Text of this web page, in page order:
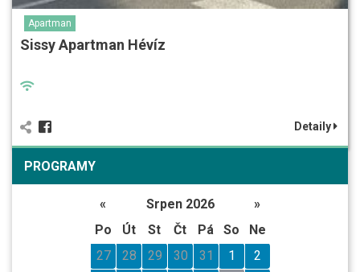
Apartman
Sissy Apartman Hévíz
Detaily
PROGRAMY
« Srpen 2026
»
Po
Út St Čt Pá So
Ne
27
28 29 30 31 1
2